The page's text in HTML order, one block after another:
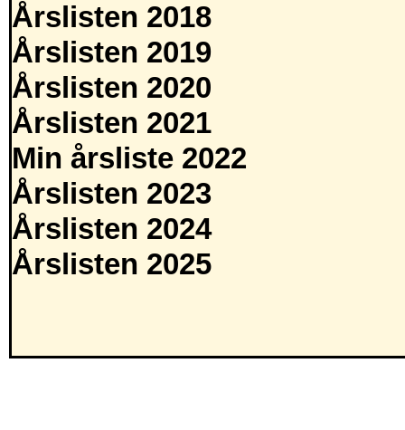
Årslisten 2018
Årslisten 2019
Årslisten 2020
Årslisten 2021
Min årsliste 2022
Årslisten 2023
Årslisten 2024
Årslisten 2025